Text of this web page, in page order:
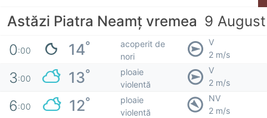
Astăzi Piatra Neamț vremea 9 August
0:00 14°
acoperit de
nori
V
2 m/s
3:00 13°
ploaie
violentă
V
2 m/s
6:00 12°
ploaie
violentă
NV
2 m/s